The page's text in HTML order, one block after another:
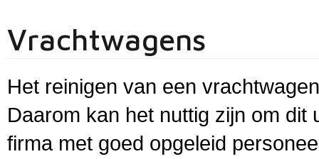
Vrachtwagens
Het reinigen van een
Daarom kan het nuttig zijn om
firma met goed opgeleid